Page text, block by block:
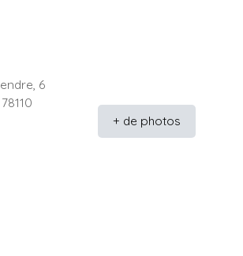
+ de photos